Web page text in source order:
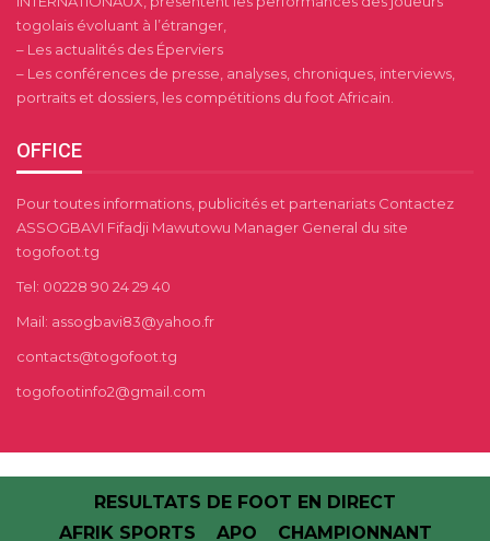
togolais évoluant à l’étranger,
– Les actualités des Éperviers
– Les conférences de presse, analyses, chroniques, interviews,
portraits et dossiers, les compétitions du foot Africain.
OFFICE
Pour toutes informations, publicités et partenariats Contactez
ASSOGBAVI Fifadji Mawutowu Manager General du site
togofoot.tg
Tel: 00228 90 24 29 40
Mail: assogbavi83@yahoo.fr
contacts@togofoot.tg
togofootinfo2@gmail.com
RESULTATS DE FOOT EN DIRECT
AFRIK SPORTS
APO CHAMPIONNANT